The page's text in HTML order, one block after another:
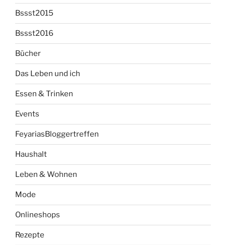
Bssst2015
Bssst2016
Bücher
Das Leben und ich
Essen & Trinken
Events
FeyariasBloggertreffen
Haushalt
Leben & Wohnen
Mode
Onlineshops
Rezepte